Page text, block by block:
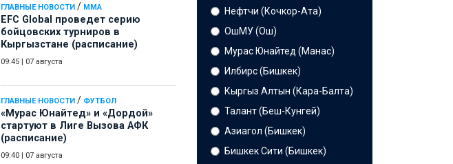
ГЛАВНЫЕ НОВОСТИ / ММА
EFC Global проведет серию
бойцовских турниров в
Кыргызстане (расписание)
09:45 07 августа
ГЛАВНЫЕ НОВОСТИ / ФУТБОЛ
«Мурас Юнайтед» и «Дордой»
стартуют в Лиге Вызова АФК
(расписание)
09:40 07 августа
Нефтчи (Кочкор-Ата)
ОшМУ (Ош)
Мурас Юнайтед (Манас)
Илбирс (Бишкек)
Кыргыз Алтын (Кара-Балта)
Талант (Беш-Кунгей)
Азиагол (Бишкек)
Бишкек Сити (Бишкек)